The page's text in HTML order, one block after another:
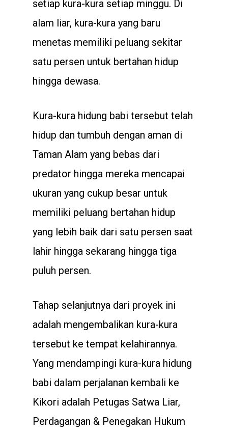
setiap kura-kura setiap minggu. Di
alam liar, kura-kura yang baru
menetas memiliki peluang sekitar
satu persen untuk bertahan hidup
hingga dewasa.
Kura-kura hidung babi tersebut telah
hidup dan tumbuh dengan aman di
Taman Alam yang bebas dari
predator hingga mereka mencapai
ukuran yang cukup besar untuk
memiliki peluang bertahan hidup
yang lebih baik dari satu persen saat
lahir hingga sekarang hingga tiga
puluh persen.
Tahap selanjutnya dari proyek ini
adalah mengembalikan kura-kura
tersebut ke tempat kelahirannya.
Yang mendampingi kura-kura hidung
babi dalam perjalanan kembali ke
Kikori adalah Petugas Satwa Liar,
Perdagangan & Penegakan Hukum